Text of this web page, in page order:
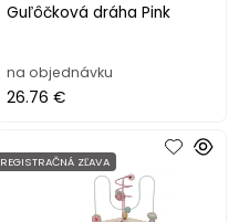
Guľôčková dráha Pink
na objednávku
26.76 €
REGISTRAČNÁ ZĽAVA